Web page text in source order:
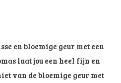
en bloemige geur met een
laat jou een heel fijn en
van de bloemige geur met